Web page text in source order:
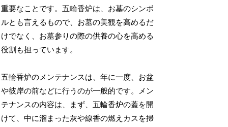
重要なことです。五輪香炉は、お墓のシンボ
ルとも言えるもので、お墓の美観を高めるだ
けでなく、お墓参りの際の供養の心を高める
役割も担っています。
五輪香炉のメンテナンスは、年に一度、お盆
や彼岸の前などに行うのが一般的です。メン
テナンスの内容は、まず、五輪香炉の蓋を開
けて、中に溜まった灰や線香の燃えカスを掃